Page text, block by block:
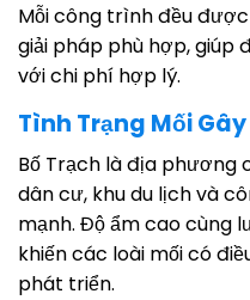
Mỗi công trình đều
giải pháp phù hợp, giúp
với chi phí hợp lý.
Tình Trạng Mối Gây
Bố Trạch là địa phương
dân cư, khu du lịch và
mạnh. Độ ẩm cao cùng
khiến các loài mối có
phát triển.